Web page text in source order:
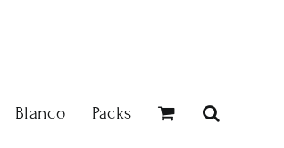
Blanco Packs